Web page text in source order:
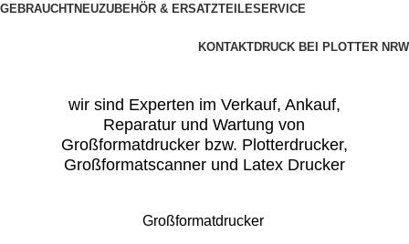
GEBRAUCHTNEUZUBEHÖR & ERSATZTEILESERVICE
KONTAKTDRUCK BEI PLOTTER NRW
wir sind Experten im Verkauf, Ankauf,
Reparatur und Wartung von
Großformatdrucker bzw. Plotterdrucker,
Großformatscanner und Latex Drucker
Großformatdrucker